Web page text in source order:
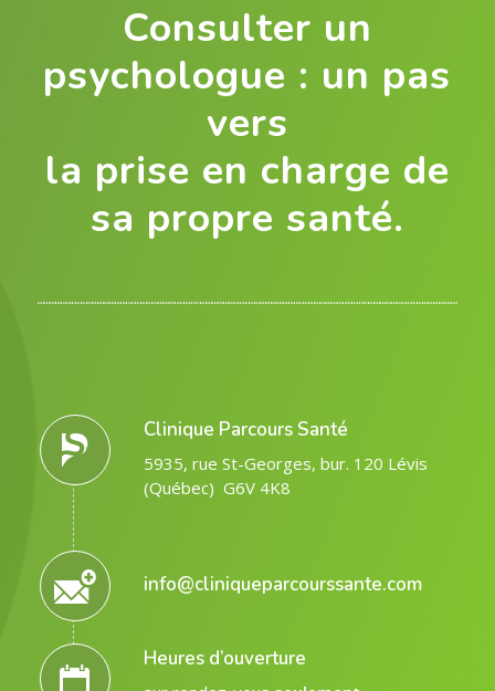
Consulter un
psychologue : un pas
vers
la prise en charge de
sa propre santé.
Clinique Parcours Santé
5935, rue St-Georges, bur. 120 Lévis
(Québec) G6V 4K8
info@cliniqueparcourssante.com
Heures d’ouverture